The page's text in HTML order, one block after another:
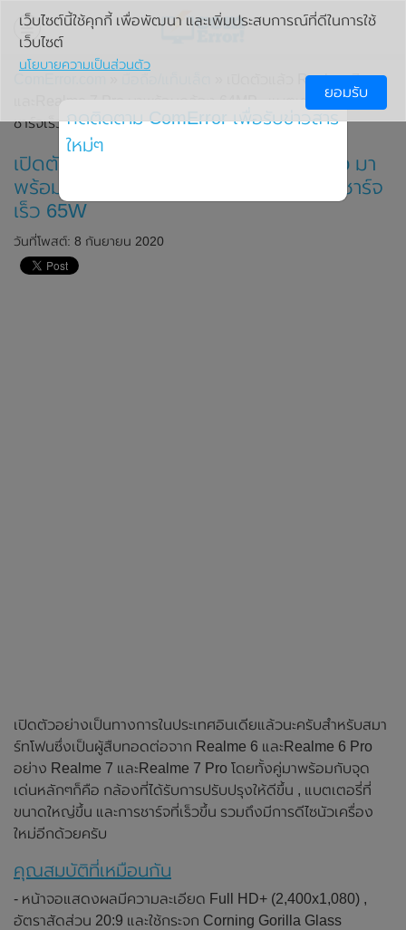
» เปิดตัวแล้ว Realme 7
และRealme 7 Pro มาพร้อมกล้อง 64MP , แบตเตอรี่ที่ใหญ่และ
ชาร์จเร็ว 65W
เปิดตัวแล้ว Realme 7 และRealme 7 Pro มา
พร้อมกล้อง 64MP , แบตเตอรี่ที่ใหญ่และชาร์จ
เร็ว 65W
วันที่โพสต์: 8 กันยายน 2020
เปิดตัวอย่างเป็นทางการในประเทศอินเดียแล้วนะครับสำหรับสมา
ร์ทโฟนซึ่งเป็นผู้สืบทอดต่อจาก Realme 6 และRealme 6 Pro
อย่าง Realme 7 และRealme 7 Pro โดยทั้งคู่มาพร้อมกับจุด
เด่นหลักๆก็คือ กล้องที่ได้รับการปรับปรุงให้ดีขึ้น , แบตเตอรี่ที่
ขนาดใหญ่ขึ้น และการชาร์จที่เร็วขึ้น รวมถึงมีการดีไซนัวเครื่อง
ใหม่อีกด้วยครับ
คุณสมบัติที่เหมือนกัน
- หน้าจอแสดงผลมีความละเอียด Full HD+ (2,400x1,080) ,
อัตราสัดส่วน 20:9 และใช้กระจก Corning Gorilla Glass
เว็บไซต์นี้ใช้คุกกี้ เพื่อพัฒนา และเพิ่มประสบการณ์ที่ดีในการใช้
เว็บไซต์
นโยบายความเป็นส่วนตัว
ยอมรับ
กดติดตาม ComError เพื่อรับข่าวสาร
ใหม่ๆ